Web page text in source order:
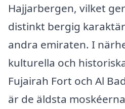
Hajjarbergen, vilket
distinkt bergig
andra emiraten. I
kulturella och
Fujairah Fort och Al
är de äldsta